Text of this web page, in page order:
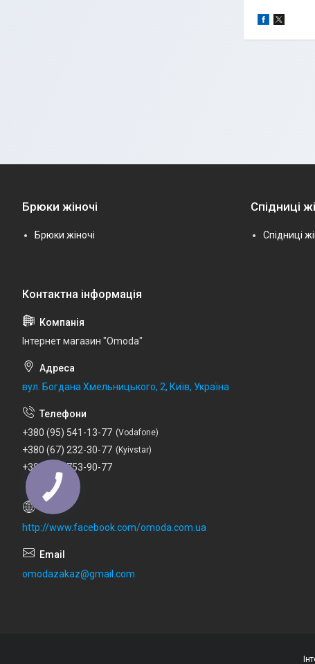
Брюки жіночі
Брюки жіночі
Спідниці
Спідниці
Інтернет магазин "Omoda"
вул. Богдана Хмельницького, 2, Київ, Україна
+380 (95) 541-13-77 Vodafone
+380 (67) 232-30-77 Kyivstar
+380 (73) 753-90-77
Lifecell
http://www.facebook.com/omoda.com.ua
omodazakaz@gmail.com